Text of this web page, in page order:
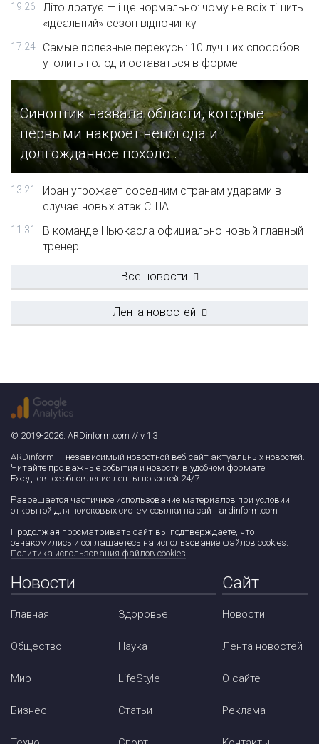
19:26
Літо дратує — і це нормально: чому не всіх тішить
«ідеальний» сезон відпочинку
17:24
Самые полезные перекусы: 10 лучших способов
утолить голод и оставаться в форме
Синоптик назвала области, которые
первыми накроет непогода и
долгожданное похоло...
13:21
Иран угрожает соседним странам ударами в
случае новых атак США
11:31
В команде Ньюкасла официально новый главный
тренер
Все новости
Лента новостей
© 2019-2026. ARDinform.com // v.1.3
ARDinform — независимый новостной веб-сайт актуальных новостей.
Читайте про важные события и новости в удобном формате.
Ежедневное обновление ленты новостей 24/7.
Разрешается частичное использование материалов при условии
открытой для поисковых систем ссылки на сайт ardinform.com
Продолжая просматривать сайт вы подтверждаете, что
ознакомились и соглашаетесь на использование файлов cookies.
Политика использования файлов cookies.
Новости
Главная
Общество
Мир
Бизнес
Здоровье
Наука
LifeStyle
Статьи
Сайт
Новости
Лента новостей
О сайте
Реклама